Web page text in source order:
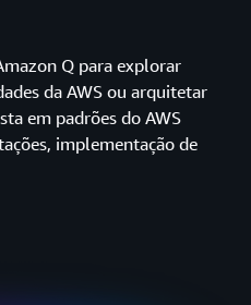
Q para explorar
da AWS ou arquitetar
em padrões do AWS
implementação de